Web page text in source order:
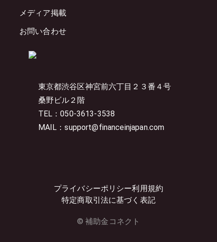
東京都渋谷区神宮前六丁目２３番４号
桑野ビル２階
TEL：050-3613-3538
MAIL：support@financeinjapan.com
プライバシーポリシー利用規約
特定商取引法に基づく表記
© 補助金コネクト
メディア掲載
お問い合わせ